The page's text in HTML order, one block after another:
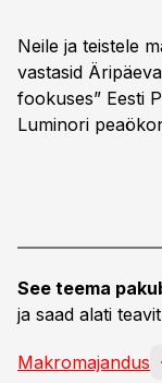
Neile ja teistele
vastasid
fookuses” Eesti
Luminori
See teema
ja saad alati
Makromajandus